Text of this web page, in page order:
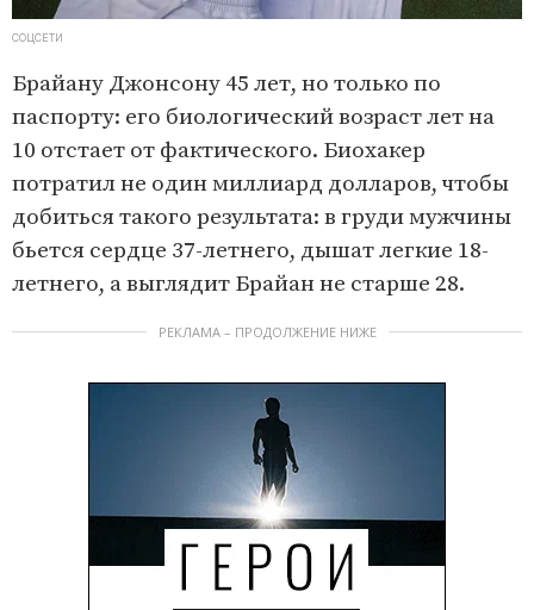
СОЦСЕТИ
Брайану Джонсону 45 лет, но только по
паспорту: его биологический возраст лет на
10 отстает от фактического. Биохакер
потратил не один миллиард долларов, чтобы
добиться такого результата: в груди мужчины
бьется сердце 37-летнего, дышат легкие 18-
летнего, а выглядит Брайан не старше 28.
РЕКЛАМА – ПРОДОЛЖЕНИЕ НИЖЕ